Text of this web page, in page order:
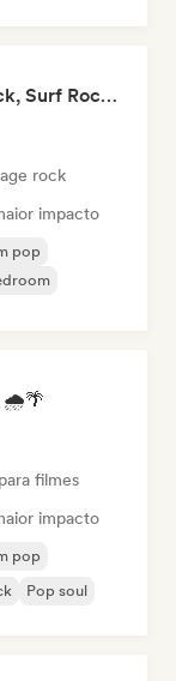
Skate Jams 🛹 Garage Rock, Surf Rock & Neo-Psych
rock
impacto
pop
🌧️🌴
filmes
impacto
pop
Pop soul